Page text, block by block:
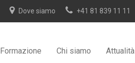
Dove siamo +41 81 839 11 11
Formazione Chi siamo Attualità